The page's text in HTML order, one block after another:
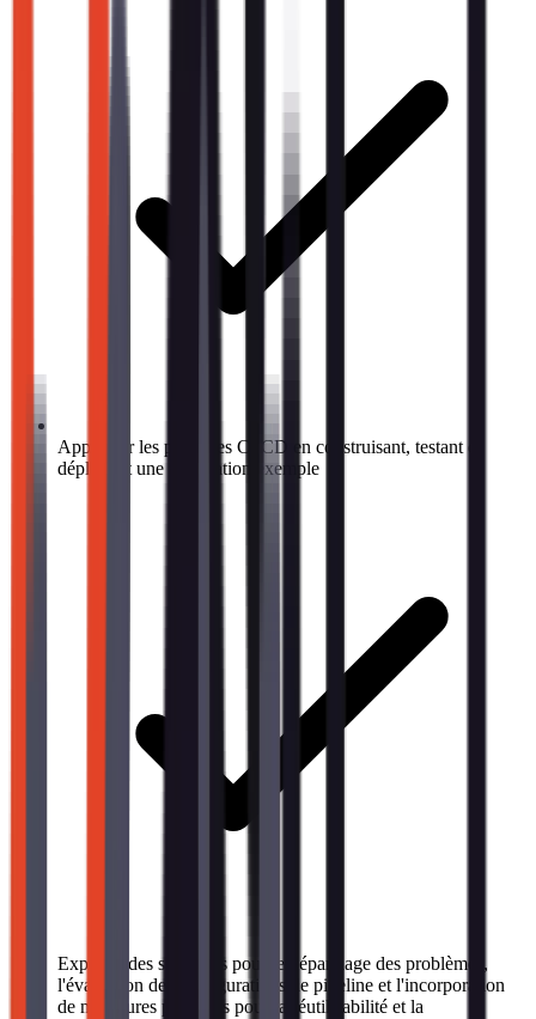
Appliquer les principes CI/CD en construisant, testant et
déployant une application exemple
Explorer des stratégies pour le dépannage des problèmes,
l'évaluation des configurations de pipeline et l'incorporation
de meilleures pratiques pour la réutilisabilité et la